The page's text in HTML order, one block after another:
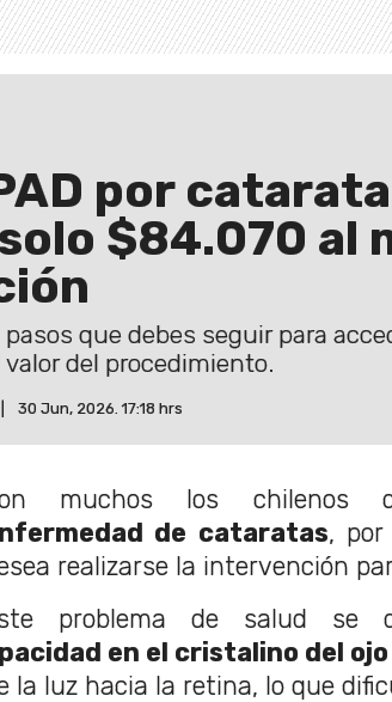
por
$84.070 al
que debes seguir para
del procedimiento.
30 Jun, 2026. 17:18 hrs
muchos los chilenos
de cataratas,
realizarse la intervención
problema de salud se
en el cristalino del ojo
la luz hacia la retina, lo que